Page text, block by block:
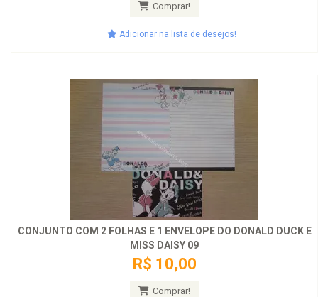
Comprar!
Adicionar na lista de desejos!
CONJUNTO COM 2 FOLHAS E 1 ENVELOPE DO DONALD DUCK E
MISS DAISY 09
R$ 10,00
Comprar!